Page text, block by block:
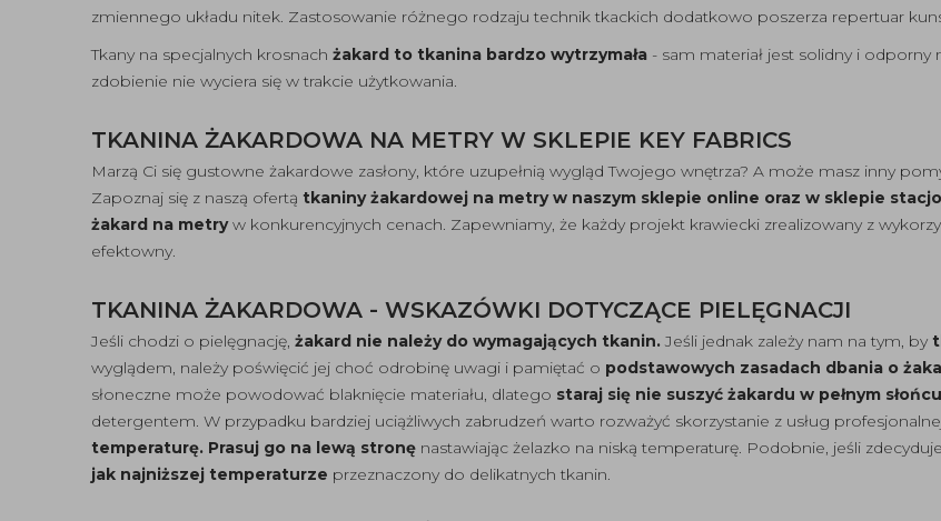
zmiennego układu nitek. Zastosowanie różnego rodzaju technik tkackich dodatkowo poszerza repertuar
Tkany na specjalnych krosnach żakard to tkanina bardzo wytrzymała - sam materiał jest solidny i
zdobienie nie wyciera się w trakcie użytkowania.
TKANINA ŻAKARDOWA NA METRY W SKLEPIE KEY FABRICS
Marzą Ci się gustowne żakardowe zasłony, które uzupełnią wygląd Twojego wnętrza? A może masz inny
Zapoznaj się z naszą ofertą tkaniny żakardowej na metry w naszym sklepie online oraz w sklepie
żakard na metryw konkurencyjnych cenach. Zapewniamy, że każdy projekt krawiecki zrealizowany z
efektowny.
TKANINA ŻAKARDOWA - WSKAZÓWKI DOTYCZĄCE PIELĘGNACJI
Jeśli chodzi o pielęgnację, żakard nie należy do wymagających tkanin.Jeśli jednak zależy nam na tym, by
wyglądem, należy poświęcić jej choć odrobinę uwagi i pamiętać o podstawowych zasadach dbania o
słoneczne może powodować blaknięcie materiału, dlatego staraj się nie suszyć żakardu w pełnym
detergentem. W przypadku bardziej uciążliwych zabrudzeń warto rozważyć skorzystanie z usług
temperaturę. Prasuj go na lewą stronę nastawiając żelazko na niską temperaturę. Podobnie, jeśli
jak najniższej temperaturze przeznaczony do delikatnych tkanin.